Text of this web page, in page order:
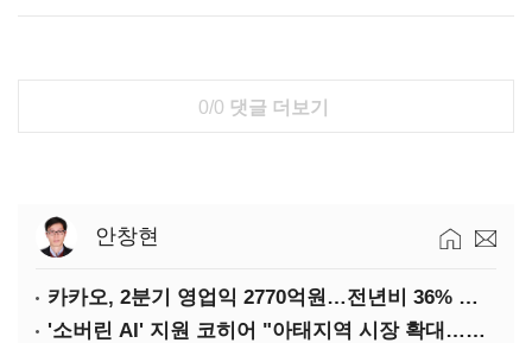
0/0 댓글 더보기
안창현
카카오, 2분기 영업익 2770억원…전년비 36% 증가
'소버린 AI' 지원 코히어 "아태지역 시장 확대…한국·일본 법인 설립"